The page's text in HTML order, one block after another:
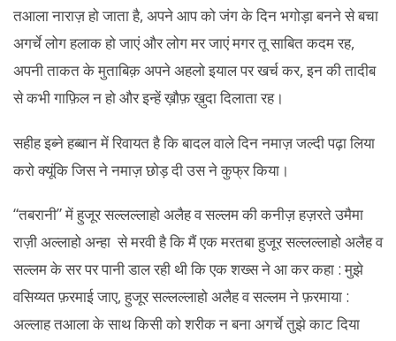
तआला नाराज़ हो जाता है, अपने आप को जंग के दिन भगोड़ा बनने से बचा
अगर्चे लोग हलाक हो जाएं और लोग मर जाएं मगर तू साबित कदम रह,
अपनी ताकत के मुताबिक़ अपने अहलो इयाल पर खर्च कर, इन की तादीब
से कभी गाफ़िल न हो और इन्हें ख़ौफ़ ख़ुदा दिलाता रह।
सहीह इब्ने हब्बान में रिवायत है कि बादल वाले दिन नमाज़ जल्दी पढ़ा लिया
करो क्यूंकि जिस ने नमाज़ छोड़ दी उस ने कुफ्र किया।
“तबरानी” में हुजूर सल्लल्लाहो अलैह व सल्लम की कनीज़ हज़रते उमैमा
राज़ी अल्लाहो अन्हा से मरवी है कि मैं एक मरतबा हुजूर सल्लल्लाहो अलैह व
सल्लम के सर पर पानी डाल रही थी कि एक शख्स ने आ कर कहा : मुझे
वसिय्यत फ़रमाई जाए, हुजूर सल्लल्लाहो अलैह व सल्लम ने फ़रमाया :
अल्लाह तआला के साथ किसी को शरीक न बना अगर्चे तुझे काट दिया